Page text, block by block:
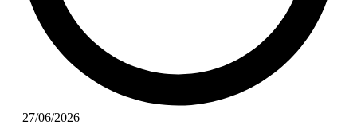
27/06/2026